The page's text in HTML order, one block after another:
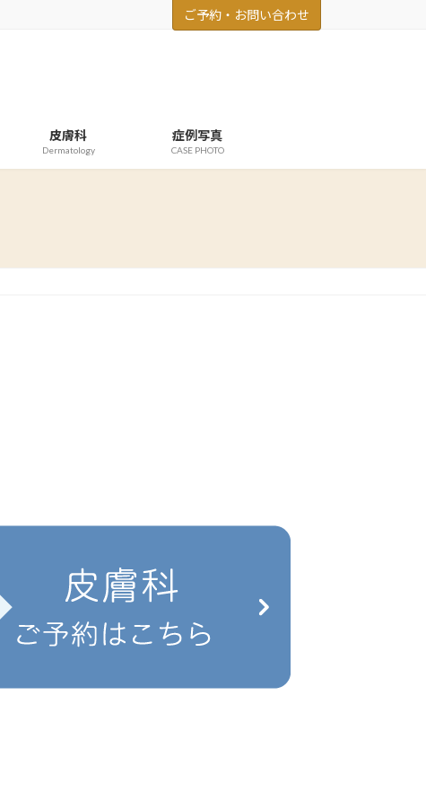
ご予約・お問い合わせ
皮膚科
Dermatology
症例写真
CASE PHOTO